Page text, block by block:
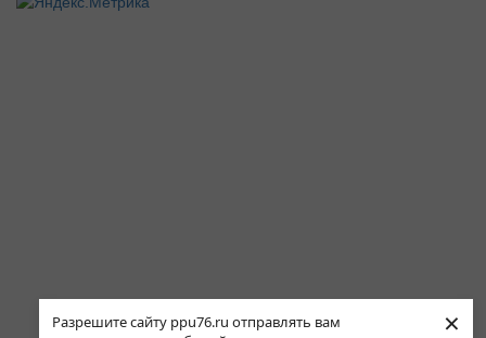
Разрешите сайту ppu76.ru отправлять вам
×